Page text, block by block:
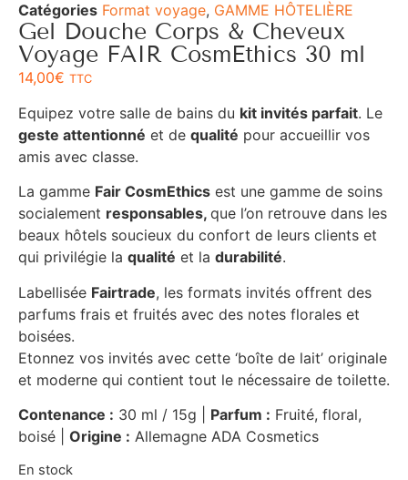
Catégories Format voyage, GAMME HÔTELIÈRE
Gel Douche Corps & Cheveux
Voyage FAIR CosmEthics 30 ml
14,00€ TTC
Equipez votre salle de bains du kit invités parfait. Le
geste attentionné et de qualité pour accueillir vos
amis avec classe.
La gamme Fair CosmEthics est une gamme de soins
socialement responsables, que l’on retrouve dans les
beaux hôtels soucieux du confort de leurs clients et
qui privilégie la qualité et la durabilité.
Labellisée Fairtrade, les formats invités offrent des
parfums frais et fruités avec des notes florales et
boisées.
Etonnez vos invités avec cette ‘boîte de lait’ originale
et moderne qui contient tout le nécessaire de toilette.
Contenance : 30 ml / 15g | Parfum : Fruité, floral,
boisé | Origine : Allemagne ADA Cosmetics
En stock